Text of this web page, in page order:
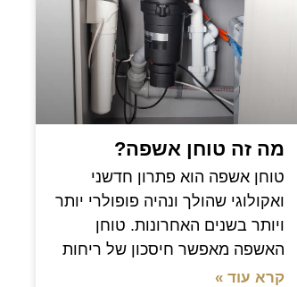
מה זה טוחן אשפה?
טוחן אשפה הוא פתרון חדשני
ואקולוגי שהולך ונהיה פופולרי יותר
ויותר בשנים האחרונות. טוחן
האשפה מאפשר חיסכון של ריחות
קרא עוד »